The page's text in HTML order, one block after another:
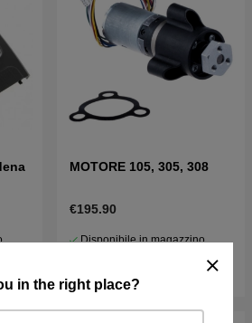
in the right place?
MOTORE 105, 305, 308
€195.90
Disponibile in magazzino